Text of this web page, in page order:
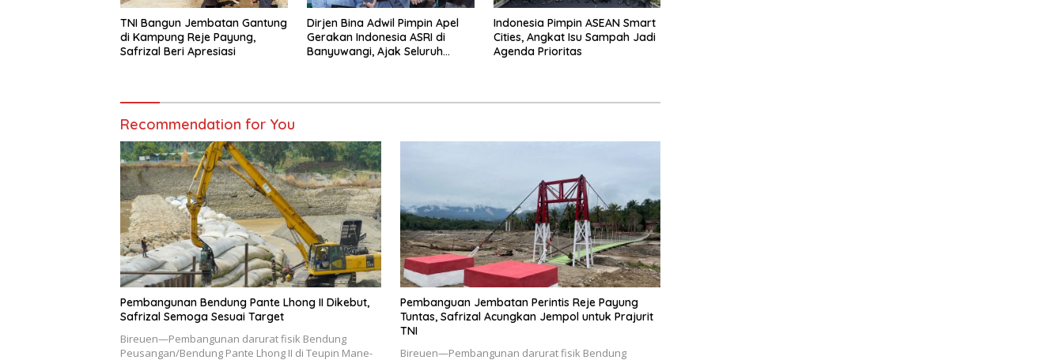
TNI Bangun Jembatan Gantung
di Kampung Reje Payung,
Safrizal Beri Apresiasi
Dirjen Bina Adwil Pimpin Apel
Gerakan Indonesia ASRI di
Banyuwangi, Ajak Seluruh
Indonesia Pimpin ASEAN Smart
Cities, Angkat Isu Sampah Jadi
Agenda Prioritas
Recommendation for You
Pembangunan Bendung Pante Lhong II Dikebut,
Safrizal Semoga Sesuai Target
Bireuen—Pembangunan darurat fisik Bendung
Peusangan/Bendung Pante Lhong II di Teupin Mane-
Pembanguan Jembatan Perintis Reje Payung
Tuntas, Safrizal Acungkan Jempol untuk Prajurit
TNI
Bireuen—Pembangunan darurat fisik Bendung